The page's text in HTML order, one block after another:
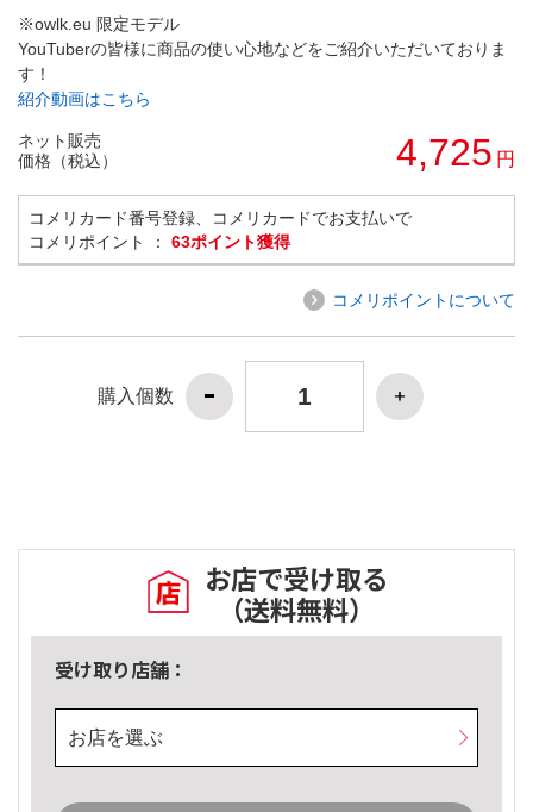
※owlk.eu 限定モデル
YouTuberの皆様に商品の使い心地などをご紹介いただいておりま
す！
紹介動画はこちら
ネット販売
価格（税込）
4,725 円
コメリカード番号登録、コメリカードでお支払いで
コメリポイント ： 63ポイント獲得
コメリポイントについて
購入個数
お店で受け取る
（送料無料）
受け取り店舗：
お店を選ぶ